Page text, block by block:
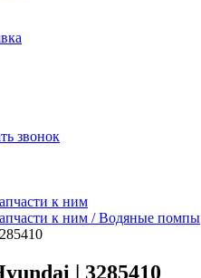
звонок
к ним
к ним / Водяные помпы
| 3285410